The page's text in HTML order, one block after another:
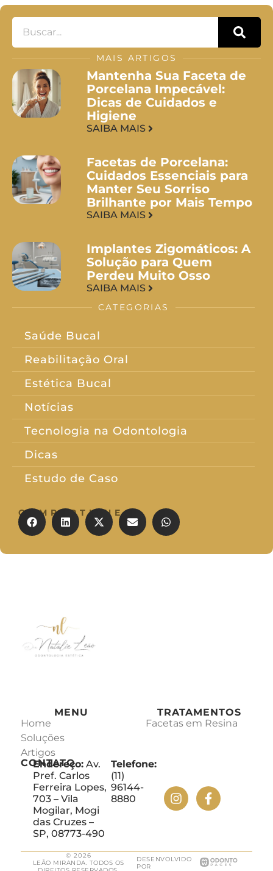
MAIS ARTIGOS
Mantenha Sua Faceta de
Porcelana Impecável:
Dicas de Cuidados e
Higiene
SAIBA MAIS
Facetas de Porcelana:
Cuidados Essenciais para
Manter Seu Sorriso
Brilhante por Mais Tempo
SAIBA MAIS
Implantes Zigomáticos: A
Solução para Quem
Perdeu Muito Osso
SAIBA MAIS
CATEGORIAS
Saúde Bucal
Reabilitação Oral
Estética Bucal
Notícias
Tecnologia na Odontologia
Dicas
Estudo de Caso
COMPARTILHE
MENU
Home
Soluções
Artigos
TRATAMENTOS
Facetas em Resina
CONTATO
Endereço: Av.
Pref. Carlos
Ferreira Lopes,
703 – Vila
Mogilar, Mogi
das Cruzes –
SP, 08773-490
Telefone:
(11)
96144-
8880
© 2026
LEÃO MIRANDA. TODOS OS
DESENVOLVIDO
POR